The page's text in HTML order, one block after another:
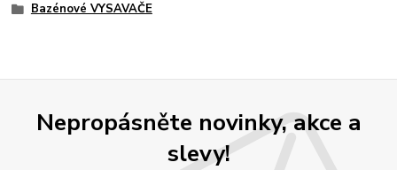
Bazénové VYSAVAČE
Nepropásněte novinky, akce a
slevy!